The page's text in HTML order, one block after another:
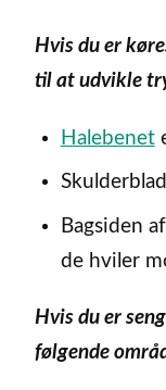
Hvis du er
til at udvikle
Halebenet
Bagsiden
de hviler
Hvis du er
følgende